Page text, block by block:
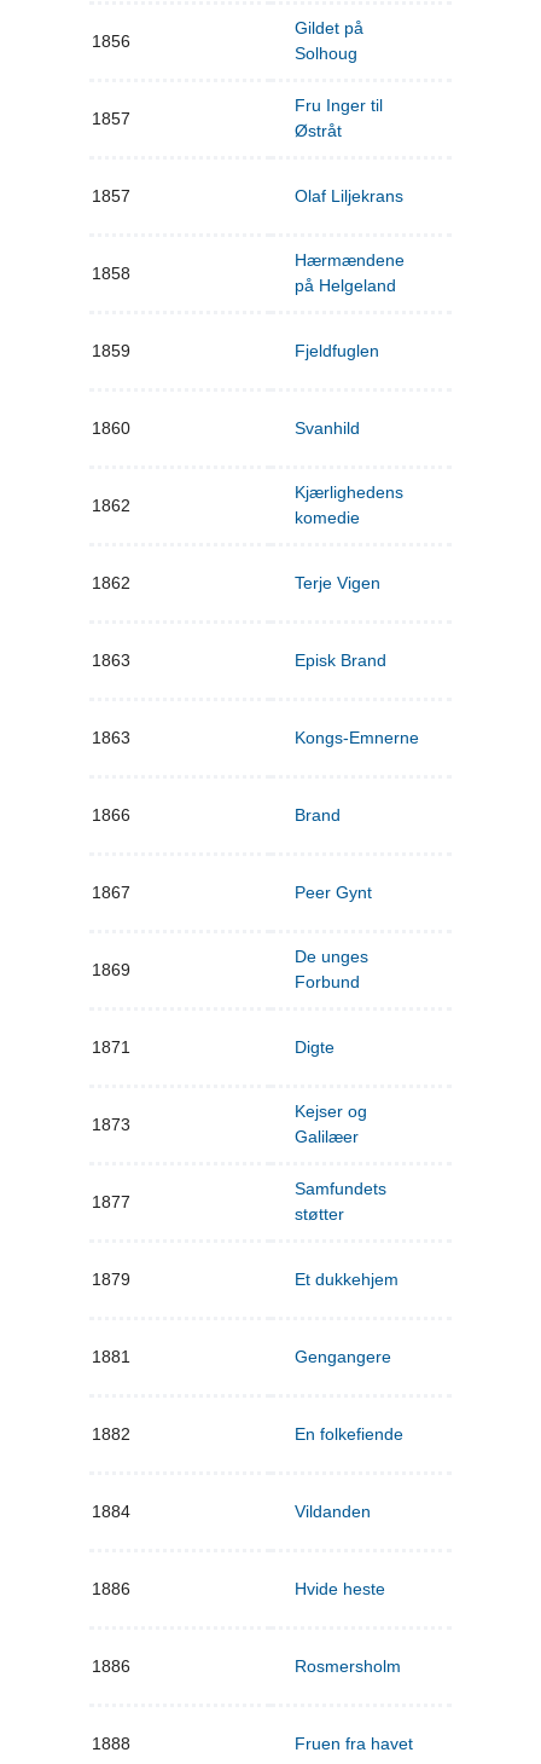
1856
Gildet på
Solhoug
1857
Fru Inger til
Østråt
1857 Olaf Liljekrans
1858
Hærmændene
på Helgeland
1859 Fjeldfuglen
1860 Svanhild
1862
Kjærlighedens
komedie
1862 Terje Vigen
1863 Episk Brand
1863 Kongs-Emnerne
1866 Brand
1867 Peer Gynt
1869
De unges
Forbund
1871 Digte
1873
Kejser og
Galilæer
1877
Samfundets
støtter
1879 Et dukkehjem
1881 Gengangere
1882 En folkefiende
1884 Vildanden
1886 Hvide heste
1886 Rosmersholm
1888 Fruen fra havet